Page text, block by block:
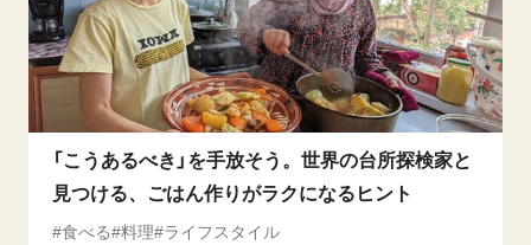
「こうあるべき」を手放そう。世界の台所探検家と
見つける、ごはん作りがラクになるヒント
食べる 料理
ライフスタイル